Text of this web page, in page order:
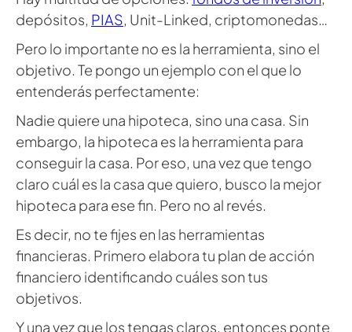
depósitos, PIAS, Unit-Linked, criptomonedas…
Pero lo importante no es la herramienta, sino el
objetivo. Te pongo un ejemplo con el que lo
entenderás perfectamente:
Nadie quiere una hipoteca, sino una casa. Sin
embargo, la hipoteca es la herramienta para
conseguir la casa. Por eso, una vez que tengo
claro cuál es la casa que quiero, busco la mejor
hipoteca para ese fin. Pero no al revés.
Es decir, no te fijes en las herramientas
financieras. Primero elabora tu plan de acción
financiero identificando cuáles son tus
objetivos.
Y una vez que los tengas claros, entonces ponte